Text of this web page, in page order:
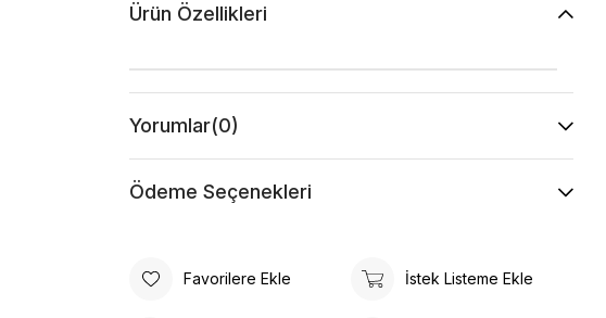
Ürün Özellikleri
Yorumlar(0)
Ödeme Seçenekleri
Favorilere Ekle İstek Listeme Ekle